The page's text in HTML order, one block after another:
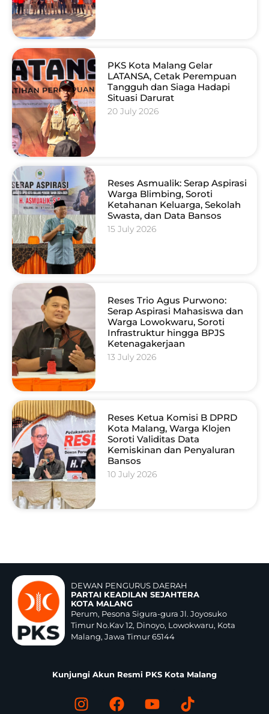
PKS Kota Malang Gelar
LATANSA, Cetak Perempuan
Tangguh dan Siaga Hadapi
Situasi Darurat
20 July 2026
Reses Asmualik: Serap Aspirasi
Warga Blimbing, Soroti
Ketahanan Keluarga, Sekolah
Swasta, dan Data Bansos
15 July 2026
Reses Trio Agus Purwono:
Serap Aspirasi Mahasiswa dan
Warga Lowokwaru, Soroti
Infrastruktur hingga BPJS
Ketenagakerjaan
13 July 2026
Reses Ketua Komisi B DPRD
Kota Malang, Warga Klojen
Soroti Validitas Data
Kemiskinan dan Penyaluran
Bansos
10 July 2026
DEWAN PENGURUS DAERAH
PARTAI KEADILAN SEJAHTERA
KOTA MALANG
Perum, Pesona Sigura-gura Jl. Joyosuko
Timur No.Kav 12, Dinoyo, Lowokwaru, Kota
Malang, Jawa Timur 65144
Kunjungi Akun Resmi PKS Kota Malang